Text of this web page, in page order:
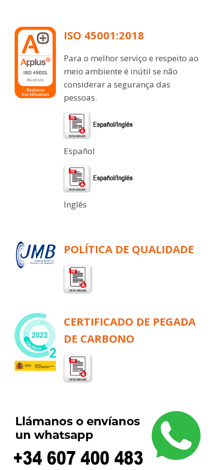
ISO 45001:2018
Para o melhor serviço e respeito ao
meio ambiente é inútil se não
considerar a segurança das
pessoas.
Español
Inglês
POLÍTICA DE QUALIDADE
CERTIFICADO DE PEGADA
DE CARBONO